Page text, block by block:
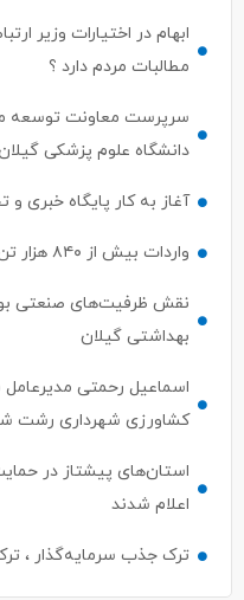
ابهام در اختیارات وزیر
مطالبات مردم دارد ؟
سرپرست معاونت توسعه
دانشگاه علوم پزشکی
آغاز به کار پایگاه خبری
واردات بیش از ۸۴۰ هزار تن نهاده دامی از بنادر كاسپین و انزلی
نقش ظرفیت‌های صنعتی
بهداشتی گیلان
اسماعیل رحمتی
کشاورزی شهرداری رشت
استان‌های پیشتاز در
اعلام شدند
ترک جذب سرمایه‌گذار ،